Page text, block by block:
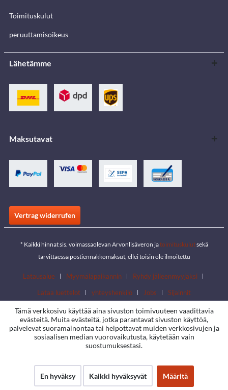
Toimituskulut
peruuttamisoikeus
Lähetämme
Maksutavat
Vertrag widerrufen
* Kaikki hinnat sis. voimassaolevan Arvonlisäveron jatoimituskulutsekä
tarvittaessa postiennakkomaksut, ellei toisin ole ilmoitettu
Latausalue Myymäläpaikannin
Ryhdy jälleenmyyjäksi
Lataa luettelot
yhteyshenkilö Jobs Sijainnit
Tämä verkkosivu käyttää aina sivuston toimivuuteen vaadittavia
evästeitä. Muita evästeitä, jotka parantavat sivuston käyttöä,
palvelevat suoramainontaa tai helpottavat muiden verkkosivujen ja
sosiaalisen median vuorovaikutusta, käytetään vain
suostumuksestasi.
En hyväksy Kaikki hyväksyvät Määritä